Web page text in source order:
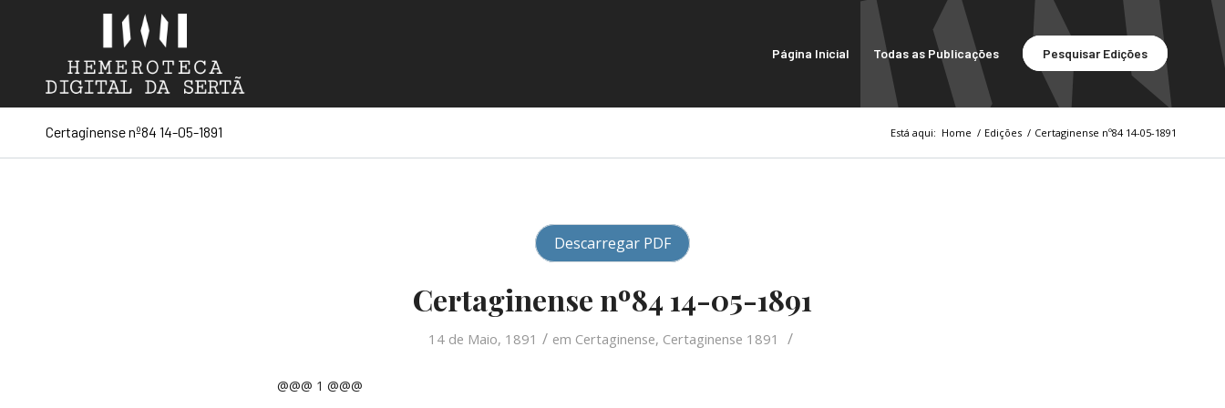
Página Inicial Todas as Publicações Pesquisar Edições
Certaginense nº84 14-05-1891 Está aqui: Home / Edições / Certaginense nº84 14-05-1891
Descarregar PDF
Certaginense nº84 14-05-1891
14 de Maio, 1891 / em Certaginense, Certaginense 1891 /
@@@ 1 @@@